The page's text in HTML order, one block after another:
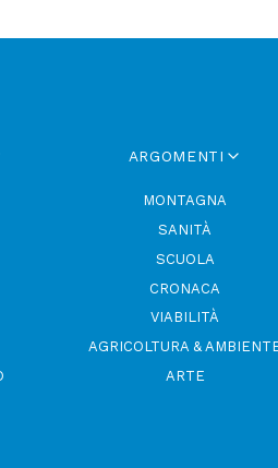
ARGOMENTI
MONTAGNA
SANITÀ
SCUOLA
CRONACA
VIABILITÀ
AGRICOLTURA &
ARTE